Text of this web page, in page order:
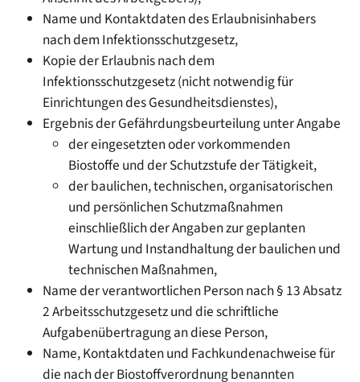
Name und Kontaktdaten des Erlaubnisinhabers
nach dem Infektionsschutzgesetz,
Kopie der Erlaubnis nach dem
Infektionsschutzgesetz (nicht notwendig für
Einrichtungen des Gesundheitsdienstes),
Ergebnis der Gefährdungsbeurteilung unter Angabe
der eingesetzten oder vorkommenden
Biostoffe und der Schutzstufe der Tätigkeit,
der baulichen, technischen, organisatorischen
und persönlichen Schutzmaßnahmen
einschließlich der Angaben zur geplanten
Wartung und Instandhaltung der baulichen und
technischen Maßnahmen,
Name der verantwortlichen Person nach § 13 Absatz
2 Arbeitsschutzgesetz und die schriftliche
Aufgabenübertragung an diese Person,
Name, Kontaktdaten und Fachkundenachweise für
die nach der Biostoffverordnung benannten